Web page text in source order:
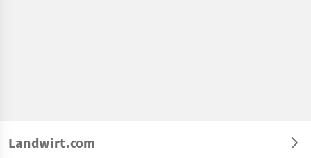
Landwirt.com